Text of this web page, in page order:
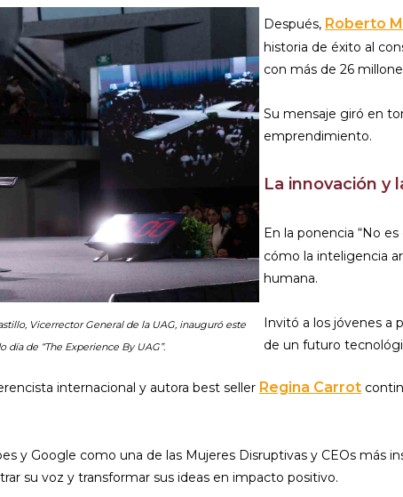
Vicerrector General de la UAG, inauguró este
día de “The Experience By UAG”.
Después, Roberto
historia de éxito al
con más de 26
Su mensaje giró en
emprendimiento.
La innovación y
En la ponencia “No
cómo la inteligencia
humana.
Invitó a los jóvenes a
de un futuro
internacional y autora best seller Regina Carrot
y Google como una de las Mujeres Disruptivas y CEOs más
su voz y transformar sus ideas en impacto positivo.